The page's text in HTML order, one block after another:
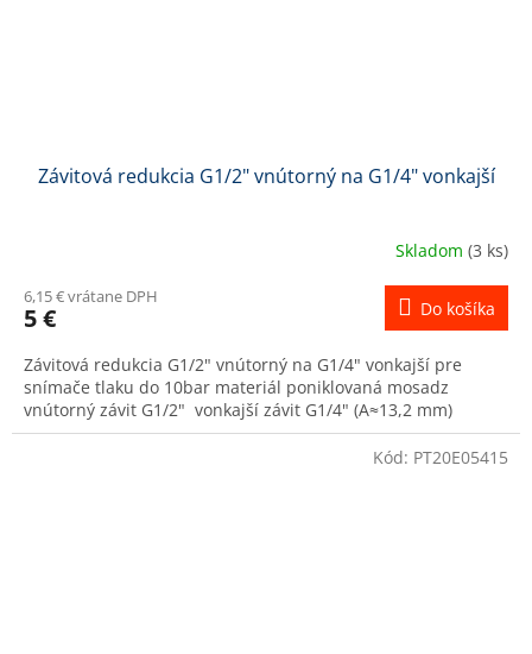
Závitová redukcia G1/2" vnútorný na G1/4" vonkajší
Skladom (3 ks)
6,15 € vrátane DPH
5 € Do košíka
Závitová redukcia G1/2" vnútorný na G1/4" vonkajší pre
snímače tlaku do 10bar materiál poniklovaná mosadz
vnútorný závit G1/2" vonkajší závit G1/4" (A≈13,2 mm)
Kód: PT20E05415